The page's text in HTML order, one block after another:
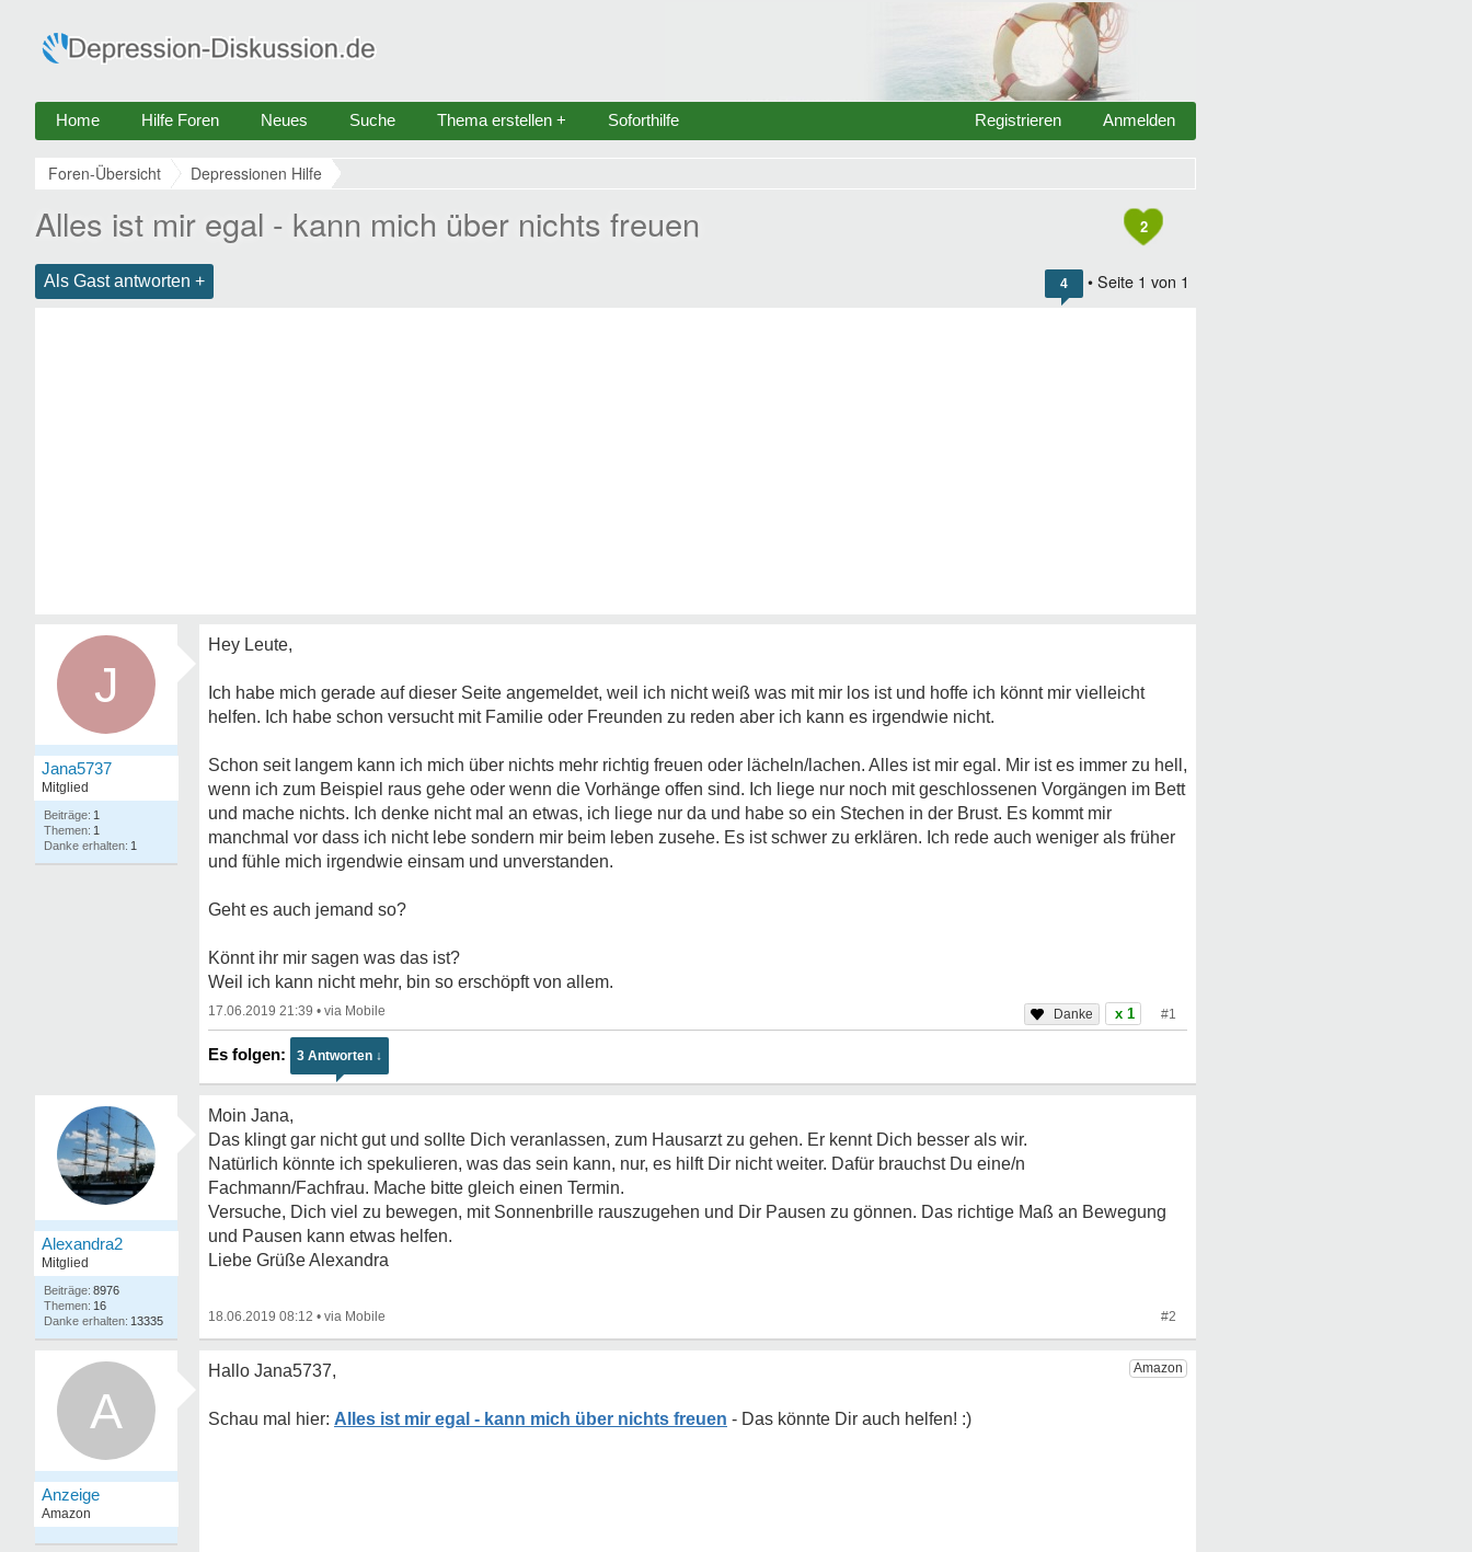
Home Hilfe Foren Neues Suche Thema erstellen + Soforthilfe Anmelden
Registrieren
Foren-Übersicht Depressionen Hilfe
2
Alles ist mir egal - kann mich über nichts freuen
Als Gast antworten + 4 • Seite 1 von 1
J
Jana5737
Mitglied
1
1
1
Hey Leute,
Ich habe mich gerade auf dieser Seite angemeldet, weil ich nicht weiß was mit mir los ist und hoffe ich könnt mir vielleicht
helfen. Ich habe schon versucht mit Familie oder Freunden zu reden aber ich kann es irgendwie nicht.
Schon seit langem kann ich mich über nichts mehr richtig freuen oder lächeln/lachen. Alles ist mir egal. Mir ist es immer zu hell,
wenn ich zum Beispiel raus gehe oder wenn die Vorhänge offen sind. Ich liege nur noch mit geschlossenen Vorgängen im Bett
und mache nichts. Ich denke nicht mal an etwas, ich liege nur da und habe so ein Stechen in der Brust. Es kommt mir
manchmal vor dass ich nicht lebe sondern mir beim leben zusehe. Es ist schwer zu erklären. Ich rede auch weniger als früher
und fühle mich irgendwie einsam und unverstanden.
Geht es auch jemand so?
Könnt ihr mir sagen was das ist?
Weil ich kann nicht mehr, bin so erschöpft von allem.
17.06.2019 21:39 • x 1 #1
3 Antworten ↓
Alexandra2
Mitglied
8976
16
13335
Moin Jana,
Das klingt gar nicht gut und sollte Dich veranlassen, zum Hausarzt zu gehen. Er kennt Dich besser als wir.
Natürlich könnte ich spekulieren, was das sein kann, nur, es hilft Dir nicht weiter. Dafür brauchst Du eine/n
Fachmann/Fachfrau. Mache bitte gleich einen Termin.
Versuche, Dich viel zu bewegen, mit Sonnenbrille rauszugehen und Dir Pausen zu gönnen. Das richtige Maß an Bewegung
und Pausen kann etwas helfen.
Liebe Grüße Alexandra
18.06.2019 08:12 • #2
A
Hallo Jana5737,
Alles ist mir egal - kann mich über nichts freuen